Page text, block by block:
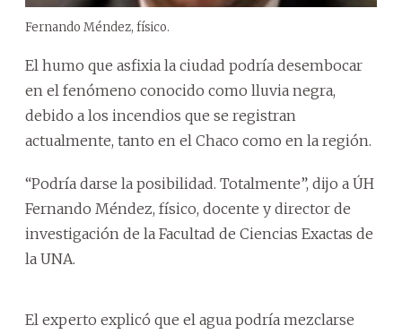
Fernando Méndez, físico.
El humo que asfixia la ciudad podría desembocar
en el fenómeno conocido como lluvia negra,
debido a los incendios que se registran
actualmente, tanto en el Chaco como en la región.
“Podría darse la posibilidad. Totalmente”, dijo a ÚH
Fernando Méndez, físico, docente y director de
investigación de la Facultad de Ciencias Exactas de
la UNA.
El experto explicó que el agua podría mezclarse